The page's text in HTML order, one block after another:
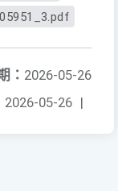
： 2026-05-26
2026-05-26 |